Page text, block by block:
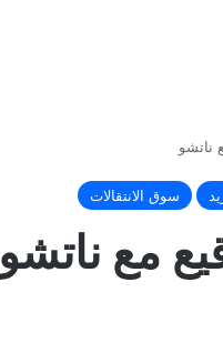
ناتشو
سوق الانتقالات
مع ناتشو